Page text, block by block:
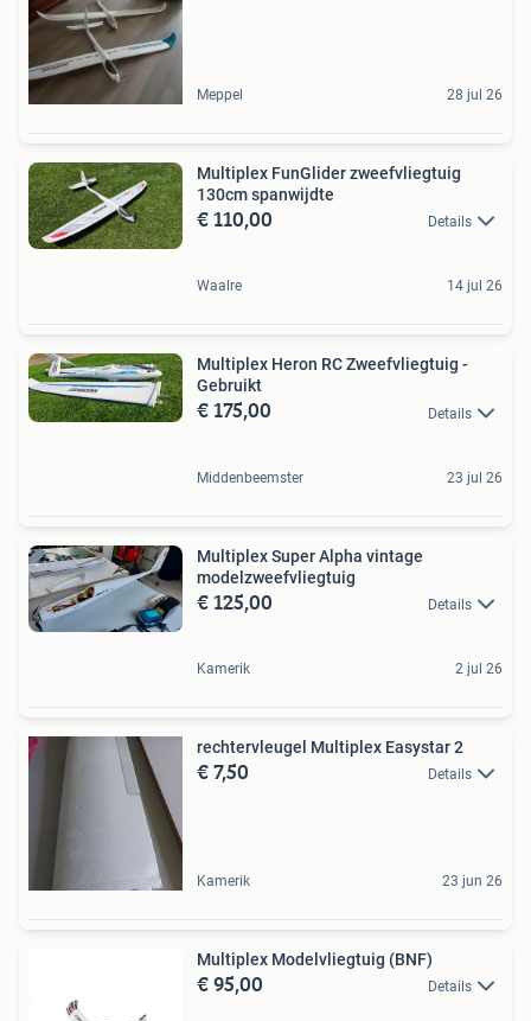
Meppel 28 jul 26
Multiplex FunGlider zweefvliegtuig
130cm spanwijdte
€ 110,00 Details
Waalre 14 jul 26
Multiplex Heron RC Zweefvliegtuig -
Gebruikt
€ 175,00 Details
Middenbeemster 23 jul 26
Multiplex Super Alpha vintage
modelzweefvliegtuig
€ 125,00 Details
Kamerik 2 jul 26
rechtervleugel Multiplex Easystar 2
€ 7,50 Details
Kamerik 23 jun 26
Multiplex Modelvliegtuig (BNF)
€ 95,00 Details